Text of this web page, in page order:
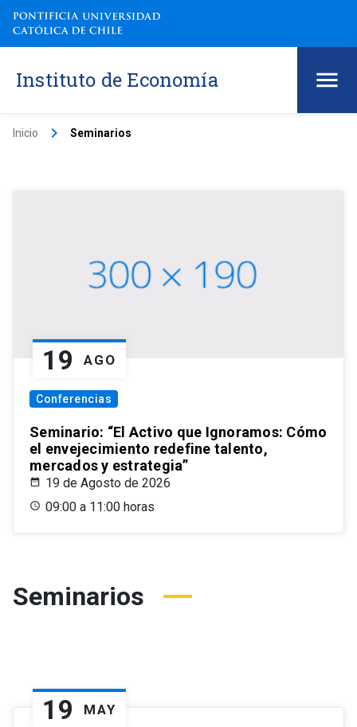
Instituto de Economía
Inicio keyboard_arrow_right Seminarios
19 AGO
Conferencias
Seminario: “El Activo que Ignoramos: Cómo
el envejecimiento redefine talento,
mercados y estrategia”
19 de Agosto de 2026
09:00 a 11:00 horas
Seminarios
19 MAY